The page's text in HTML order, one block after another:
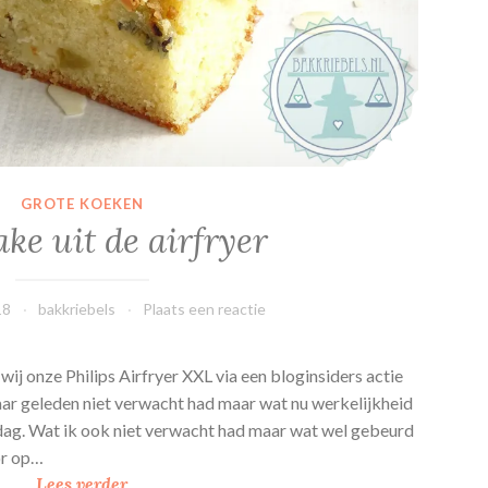
GROTE KOEKEN
uit de airfryer
bakkriebels Plaats een reactie
onze Philips Airfryer XXL via een bloginsiders actie
geleden niet verwacht had maar wat nu werkelijkheid
Wat ik ook niet verwacht had maar wat wel gebeurd
op…
K